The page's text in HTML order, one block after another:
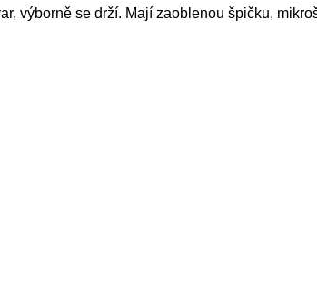
výborně se drží. Mají zaoblenou špičku,